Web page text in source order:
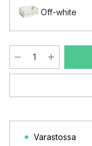
Off-white
Varastossa